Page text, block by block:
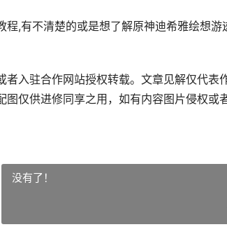
,有不清楚的或是想了解原神迪希雅绘想游
入驻合作网站授权转载。文章见解仅代表
仅供进修同享之用，如有内容图片侵权或
没有了！